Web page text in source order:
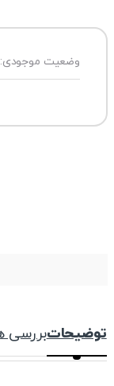
وضعیت
توضیحاتبررسی